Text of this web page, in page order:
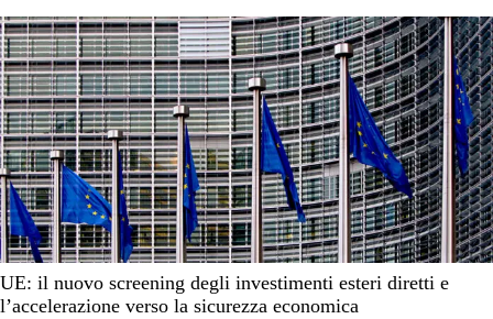
UE: il nuovo screening degli investimenti esteri diretti e
l’accelerazione verso la sicurezza economica